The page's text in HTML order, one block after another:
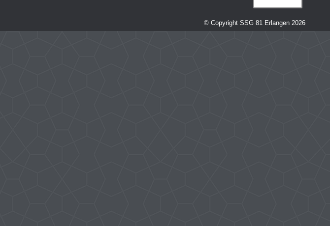
© Copyright SSG 81 Erlangen 2026